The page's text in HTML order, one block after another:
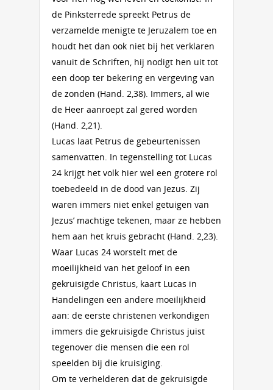
de Pinksterrede spreekt Petrus de
verzamelde menigte te Jeruzalem toe en
houdt het dan ook niet bij het verklaren
vanuit de Schriften, hij nodigt hen uit tot
een doop ter bekering en vergeving van
de zonden (Hand. 2,38). Immers, al wie
de Heer aanroept zal gered worden
(Hand. 2,21).
Lucas laat Petrus de gebeurtenissen
samenvatten. In tegenstelling tot Lucas
24 krijgt het volk hier wel een grotere rol
toebedeeld in de dood van Jezus. Zij
waren immers niet enkel getuigen van
Jezus’ machtige tekenen, maar ze hebben
hem aan het kruis gebracht (Hand. 2,23).
Waar Lucas 24 worstelt met de
moeilijkheid van het geloof in een
gekruisigde Christus, kaart Lucas in
Handelingen een andere moeilijkheid
aan: de eerste christenen verkondigen
immers die gekruisigde Christus juist
tegenover die mensen die een rol
speelden bij die kruisiging.
Om te verhelderen dat de gekruisigde